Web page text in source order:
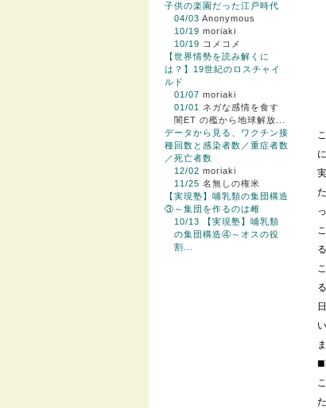
子供の楽園だった江戸時代
04/03 Anonymous
10/19 moriaki
10/19 コメコメ
【世界情勢を読み解くに
は？】19世紀のロスチャイ
ルド
01/07 moriaki
01/01
ネガな感情を食す
闇ET の檻から地球解放...
データから見る、ワクチン接
種回数と感染者数／重症者数
／死亡者数
12/02 moriaki
11/25 名無しの権米
【実現塾】哺乳類の集団構造
③～集団を作るのは雌
10/13
【実現塾】哺乳類
の集団構造④～オスの役
割...